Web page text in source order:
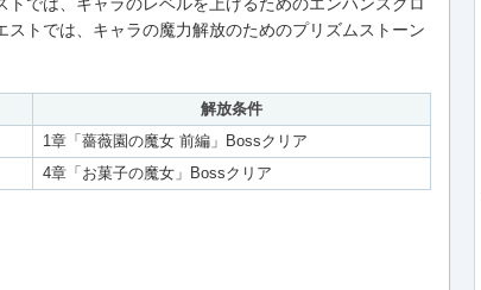
ストでは、キャラの魔力解放のためのプリズムストーン
解放条件
1章「薔薇園の魔女 前編」Bossクリア
4章「お菓子の魔女」Bossクリア